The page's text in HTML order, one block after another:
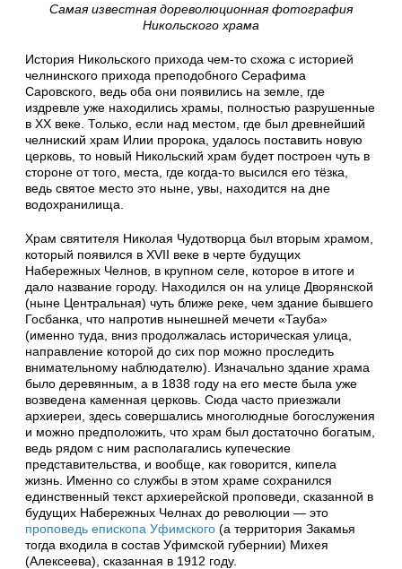
Самая известная дореволюционная фотография
Никольского храма
История Никольского прихода чем-то схожа с историей
челнинского прихода преподобного Серафима
Саровского, ведь оба они появились на земле, где
издревле уже находились храмы, полностью разрушенные
в XX веке. Только, если над местом, где был древнейший
челниский храм Илии пророка, удалось поставить новую
церковь, то новый Никольский храм будет построен чуть в
стороне от того, места, где когда-то высился его тёзка,
ведь святое место это ныне, увы, находится на дне
водохранилища.
Храм святителя Николая Чудотворца был вторым храмом,
который появился в XVII веке в черте будущих
Набережных Челнов, в крупном селе, которое в итоге и
дало название городу. Находился он на улице Дворянской
(ныне Центральная) чуть ближе реке, чем здание бывшего
Госбанка, что напротив нынешней мечети «Тауба»
(именно туда, вниз продолжалась историческая улица,
направление которой до сих пор можно проследить
внимательному наблюдателю). Изначально здание храма
было деревянным, а в 1838 году на его месте была уже
возведена каменная церковь. Сюда часто приезжали
архиереи, здесь совершались многолюдные богослужения
и можно предположить, что храм был достаточно богатым,
ведь рядом с ним располагались купеческие
представительства, и вообще, как говорится, кипела
жизнь. Именно со службы в этом храме сохранился
единственный текст архиерейской проповеди, сказанной в
будущих Набережных Челнах до революции — это
проповедь епископа Уфимского (а территория Закамья
тогда входила в состав Уфимской губернии) Михея
(Алексеева), сказанная в 1912 году.